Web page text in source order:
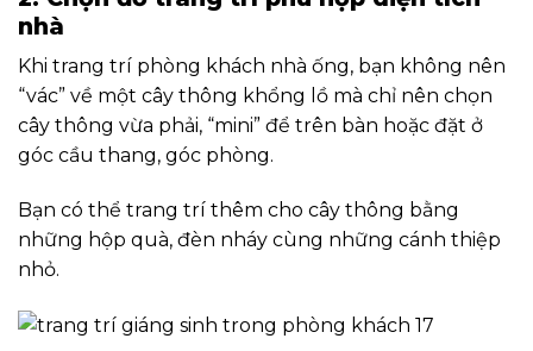
nhà
Khi trang trí phòng khách nhà ống, bạn không nên
“vác” về một cây thông khổng lồ mà chỉ nên chọn
cây thông vừa phải, “mini” để trên bàn hoặc đặt ở
góc cầu thang, góc phòng.
Bạn có thể trang trí thêm cho cây thông bằng
những hộp quà, đèn nháy cùng những cánh thiệp
nhỏ.